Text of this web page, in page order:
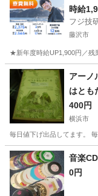
時給
フジ技
藤沢市
★新年度時給UP1,900円／残
神奈川 藤沢市 その
アー
はとも
400円
横浜市
毎日値下げ出品してます。
神奈川 横浜市 絵本
音楽CD
0円